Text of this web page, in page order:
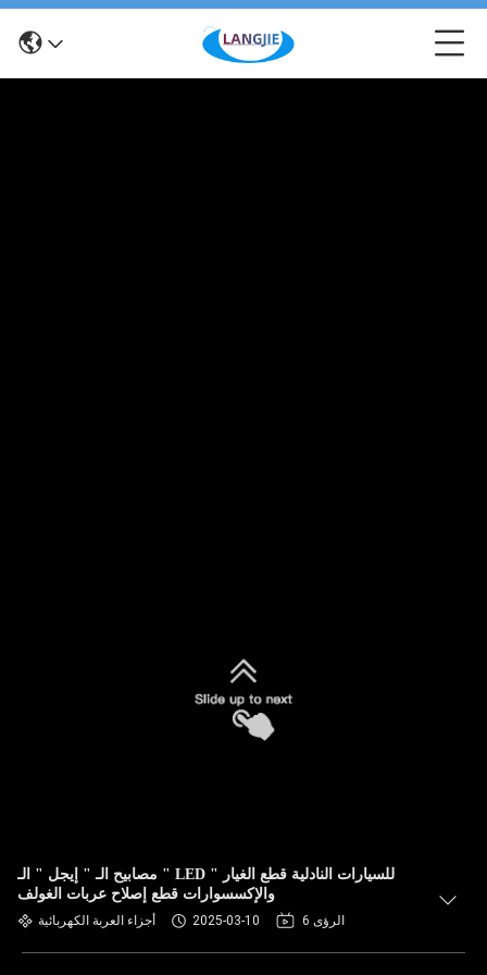
مصابيح الـ " إيجل " الـ " LED " للسيارات النادلية قطع الغيار
والإكسسوارات قطع إصلاح عربات الغولف
أجزاء العربة الكهربائية 2025-03-10 6 الرؤى